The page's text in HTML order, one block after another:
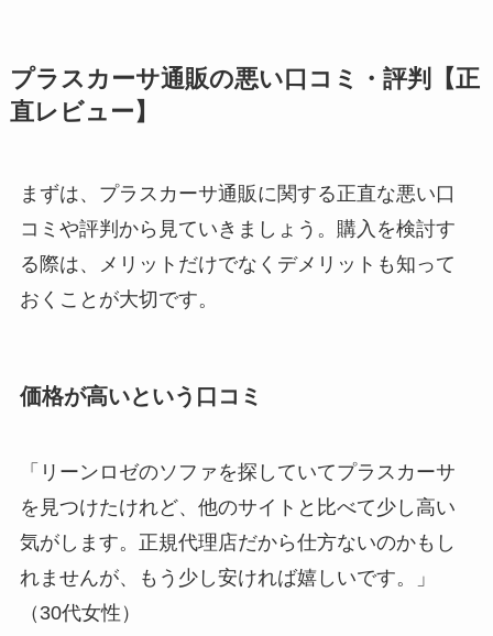
プラスカーサ通販の悪い口コミ・評判【正
直レビュー】
まずは、プラスカーサ通販に関する正直な悪い口
コミや評判から見ていきましょう。購入を検討す
る際は、メリットだけでなくデメリットも知って
おくことが大切です。
価格が高いという口コミ
「リーンロゼのソファを探していてプラスカーサ
を見つけたけれど、他のサイトと比べて少し高い
気がします。正規代理店だから仕方ないのかもし
れませんが、もう少し安ければ嬉しいです。」
（30代女性）